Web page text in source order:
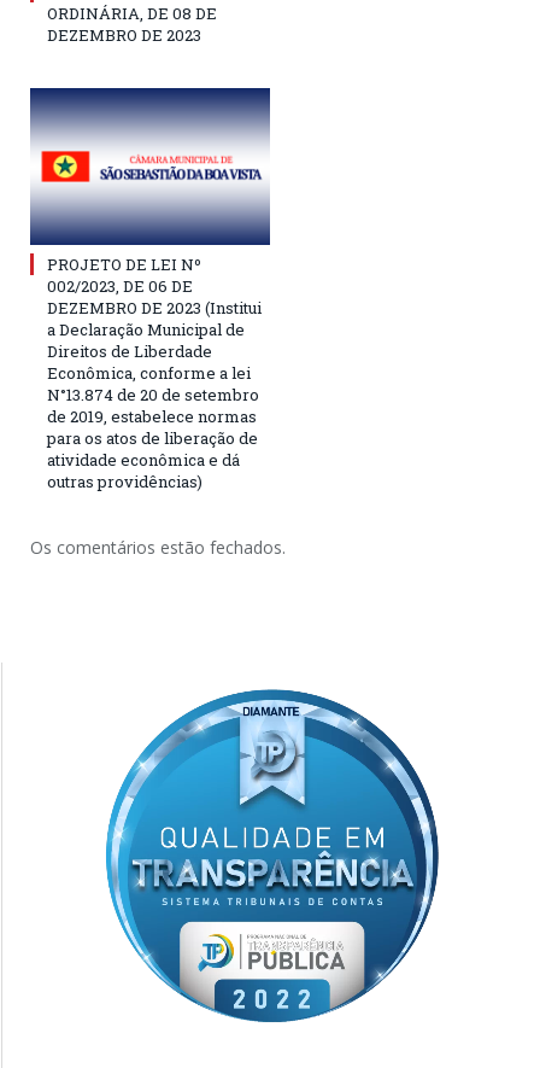
ORDINÁRIA, DE 08 DE
DEZEMBRO DE 2023
PROJETO DE LEI Nº
002/2023, DE 06 DE
DEZEMBRO DE 2023 (Institui
a Declaração Municipal de
Direitos de Liberdade
Econômica, conforme a lei
N°13.874 de 20 de setembro
de 2019, estabelece normas
para os atos de liberação de
atividade econômica e dá
outras providências)
Os comentários estão fechados.